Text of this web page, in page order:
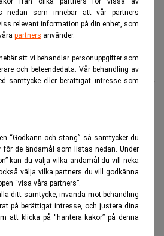
nedan som innebär att vår partners
relevant information på din enhet, som
partners använder.
att vi behandlar personuppgifter som
och beteendedata. Vår behandling av
samtycke eller berättigat intresse som
“Godkänn och stäng” så samtycker du
för de ändamål som listas nedan. Under
kan du välja vilka ändamål du vill neka
välja vilka partners du vill godkänna
“visa våra partners”.
ditt samtycke, invända mot behandling
på berättigat intresse, och justera dina
att klicka på “hantera kakor” på denna
J. Puskar /AP/TT
Publicerad:15 juli 2026
Uppdaterad:
15 juli 2026
Cengage Learning och Elsevier
Turow påstår att Google
på ett olagligt sätt för
Google Play Books och